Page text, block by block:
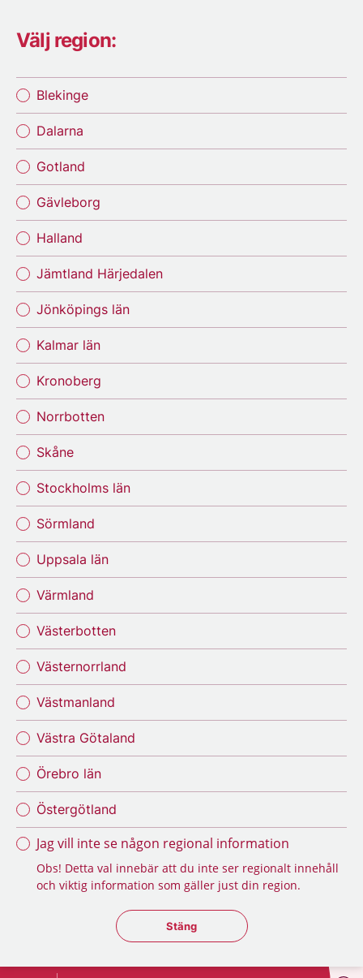
Välj region:
Blekinge
Dalarna
Gotland
Gävleborg
Halland
Jämtland Härjedalen
Jönköpings län
Kalmar län
Kronoberg
Norrbotten
Skåne
Stockholms län
Sörmland
Uppsala län
Värmland
Västerbotten
Västernorrland
Västmanland
Västra Götaland
Örebro län
Östergötland
Jag vill inte se någon regional information
Obs! Detta val innebär att du inte ser regionalt innehåll
och viktig information som gäller just din region.
Stäng regionsväljaren
Stäng